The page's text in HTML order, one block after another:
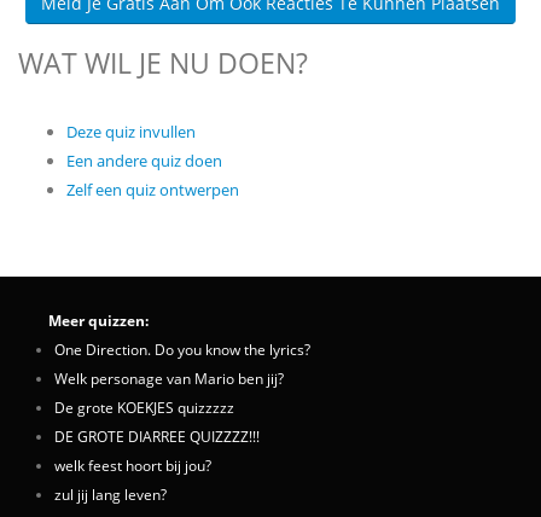
WAT WIL JE NU DOEN?
Deze quiz invullen
Een andere quiz doen
Zelf een quiz ontwerpen
Meer quizzen:
One Direction. Do you know the lyrics?
Welk personage van Mario ben jij?
De grote KOEKJES quizzzzz
DE GROTE DIARREE QUIZZZZ!!!
welk feest hoort bij jou?
zul jij lang leven?